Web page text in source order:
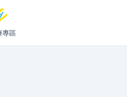
專區